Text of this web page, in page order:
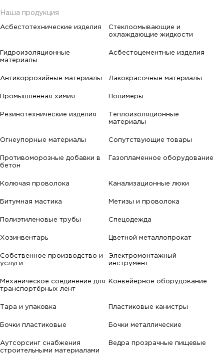
Наша продукция
Асбестотехнические изделия
Стеклоомывающие и
охлаждающие жидкости
Гидроизоляционные
материалы
Асбестоцементные изделия
Антикоррозийные материалы Лакокрасочные материалы
Промышленная химия Полимеры
Резинотехнические изделия
Теплоизоляционные
материалы
Огнеупорные материалы Сопутствующие товары
Противоморозные добавки в
бетон
Газопламенное оборудование
Колючая проволока Канализационные люки
Битумная мастика Метизы и проволока
Полиэтиленовые трубы Спецодежда
Хозинвентарь Цветной металлопрокат
Собственное производство и
услуги
Электромонтажный
инструмент
Механическое соединение для
транспортёрных лент
Конвейерное оборудование
Тара и упаковка Пластиковые канистры
Бочки пластиковые Бочки металлические
Аутсорсинг снабжения
строительными материалами
Ведра прозрачные пищевые